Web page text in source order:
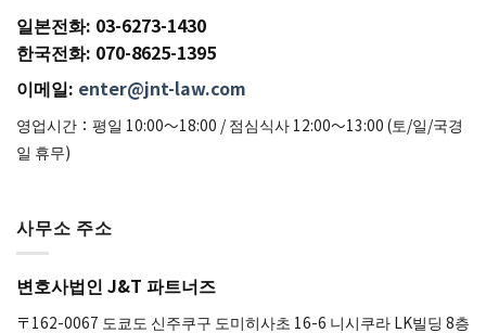
일본전화: 03-6273-1430
한국전화: 070-8625-1395
이메일: enter@jnt-law.com
영업시간：평일 10:00〜18:00 / 점심식사 12:00〜13:00 (토/일/국경
일 휴무)
사무소 주소
변호사법인 J&T 파트너즈
〒162-0067 도쿄도 신주쿠구 도미히사초 16-6 니시쿠라 LK빌딩 8층